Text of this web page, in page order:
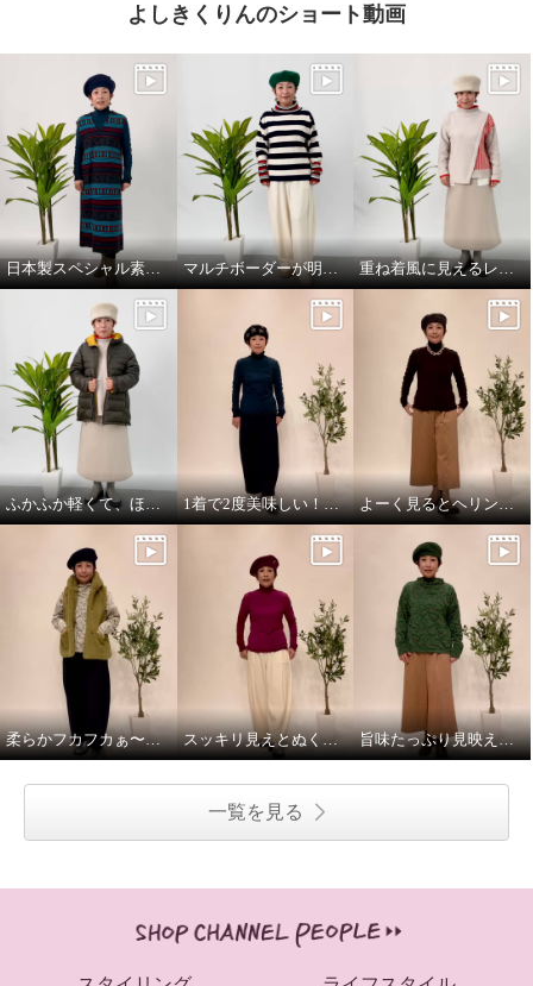
よしきくりんのショート動画
日本製スペシャル素材のジャンパースカート！ マルチボーダーが明るさ添えるニットプルオーバー！ 重ね着風に見えるレイヤードデザインのニットプルオーバー！
ふかふか軽くて、ほっこり暖かい、dot柄いっぱいのライトダウンミドルコート！ 1着で2度美味しい！ふんわり着心地満点の2wayカットソー よーく見るとヘリンボーン柄、楽ちんガウチョパンツ！
柔らかフカフカぁ〜これさえあればのベスト！ スッキリ見えとぬくぬく融合の絶妙パンツ！ 旨味たっぷり見映え良し！日本の匠の技素材が決め手のプルオーバー
一覧を見る